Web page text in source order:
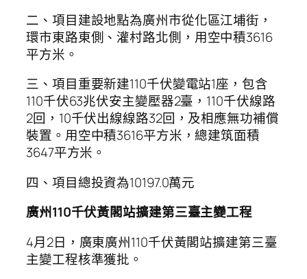
二、項目建設地點為廣州市從化區江埔街，
環市東路東側、灌村路北側，用空中積3616
平方米。
三、項目重要新建110千伏變電站1座，包含
110千伏63兆伏安主變壓器2臺，110千伏線路
2回，10千伏出線線路32回，及相應無功補償
裝置。用空中積3616平方米，總建筑面積
3647平方米。
四、項目總投資為10197.0萬元
廣州110千伏黃閣站擴建第三臺主變工程
4月2日，廣東廣州110千伏黃閣站擴建第三臺
主變工程核準獲批。